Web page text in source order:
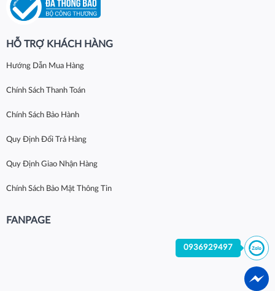
HỖ TRỢ KHÁCH HÀNG
Hướng Dẫn Mua Hàng
Chính Sách Thanh Toán
Chính Sách Bảo Hành
Quy Định Đổi Trả Hàng
Quy Định Giao Nhận Hàng
Chính Sách Bảo Mật Thông Tin
FANPAGE
0936929497